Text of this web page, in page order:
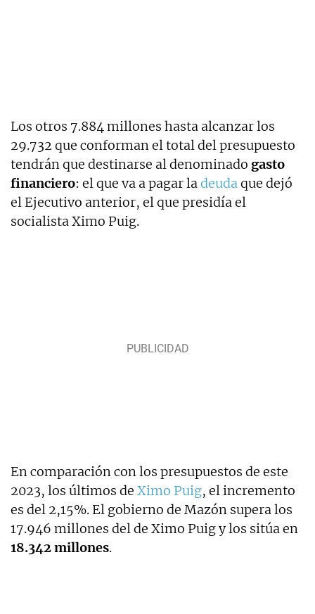
Los otros 7.884 millones hasta alcanzar los
29.732 que conforman el total del presupuesto
tendrán que destinarse al denominado gasto
financiero: el que va a pagar ladeudaque dejó
el Ejecutivo anterior, el que presidía el
socialista Ximo Puig.
En comparación con los presupuestos de este
2023, los últimos de Ximo Puig, el incremento
es del 2,15%. El gobierno de Mazón supera los
17.946 millones del de Ximo Puig y los sitúa en
18.342 millones.